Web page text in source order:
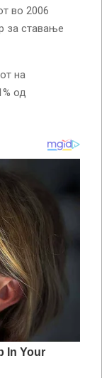
во 2006
за ставање
на
од